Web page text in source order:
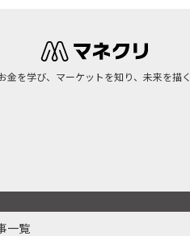
金を学び、マーケットを知り、未来を描く
一覧